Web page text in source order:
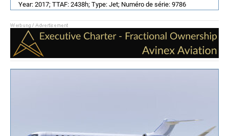
Year: 2017; TTAF: 2438h; Type: Jet; Numéro de série: 9786